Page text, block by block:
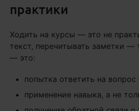
практики
Ходить на курсы — это не
текст, перечитывать заметки —
— это:
попытка ответить на вопрос
применение навыка, а не